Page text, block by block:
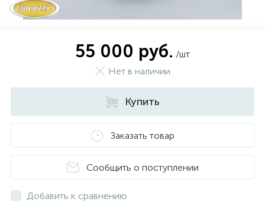
55 000 руб. /шт
Нет в наличии
Купить
Заказать товар
Сообщить о поступлении
Добавить к сравнению